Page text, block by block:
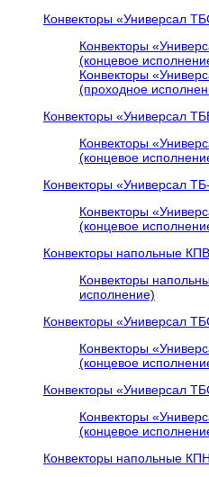
Конвекторы «Универсал
Конвекторы
(концевое
Конвекторы
(проходное
Конвекторы «Универсал
Конвекторы
(концевое
Конвекторы «Универсал
Конвекторы
(концевое
Конвекторы напольные
Конвекторы
исполнение)
Конвекторы «Универсал
Конвекторы
(концевое
Конвекторы «Универсал
Конвекторы
(концевое
Конвекторы напольные